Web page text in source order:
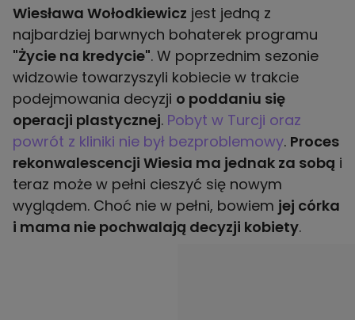
Wiesława Wołodkiewicz jest jedną z
najbardziej barwnych bohaterek programu
"Życie na kredycie". W poprzednim sezonie
widzowie towarzyszyli kobiecie w trakcie
podejmowania decyzji o poddaniu się
operacji plastycznej. Pobyt w Turcji oraz
powrót z kliniki nie był bezproblemowy. Proces
rekonwalescencji Wiesia ma jednak za sobą i
teraz może w pełni cieszyć się nowym
wyglądem. Choć nie w pełni, bowiem jej córka
i mama nie pochwalają decyzji kobiety.